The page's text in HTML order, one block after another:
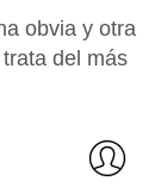
obvia y otra
del más